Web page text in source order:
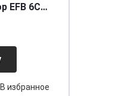
EFB 6СТ-
В избранное